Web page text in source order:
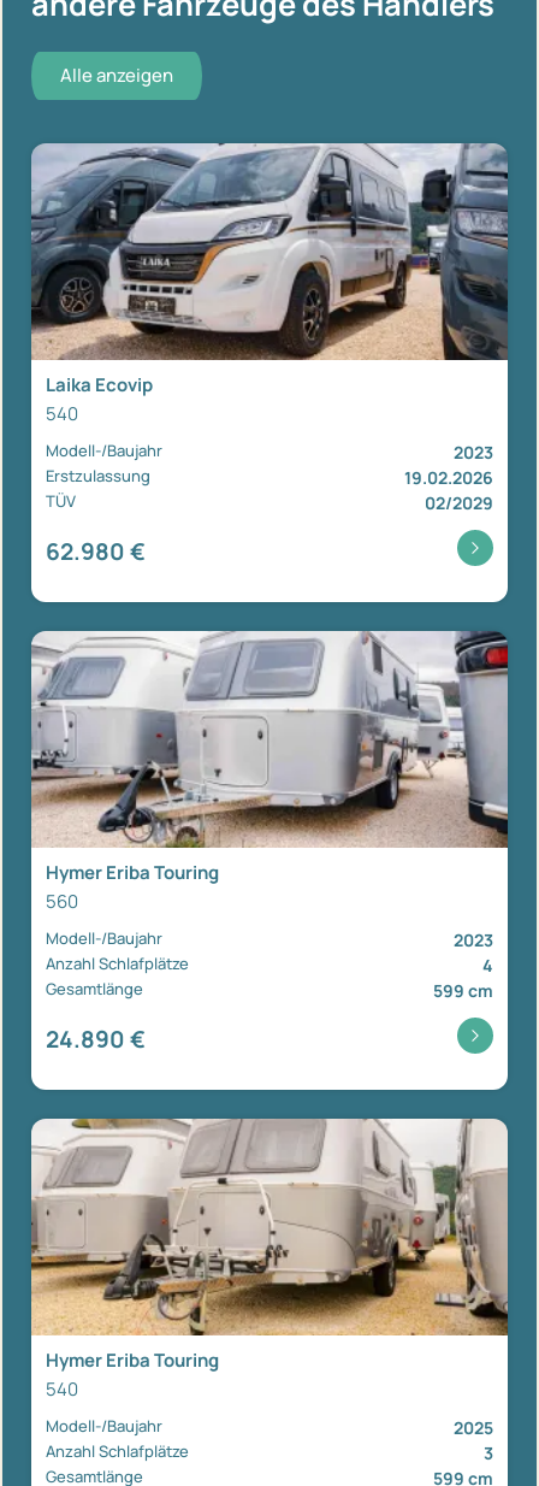
Alle anzeigen
Laika Ecovip
540
Modell-/Baujahr 2023
Erstzulassung 19.02.2026
TÜV 02/2029
62.980 €
Hymer Eriba Touring
560
Modell-/Baujahr 2023
Anzahl Schlafplätze 4
Gesamtlänge 599 cm
24.890 €
Hymer Eriba Touring
540
Modell-/Baujahr 2025
Anzahl Schlafplätze 3
Gesamtlänge 599 cm